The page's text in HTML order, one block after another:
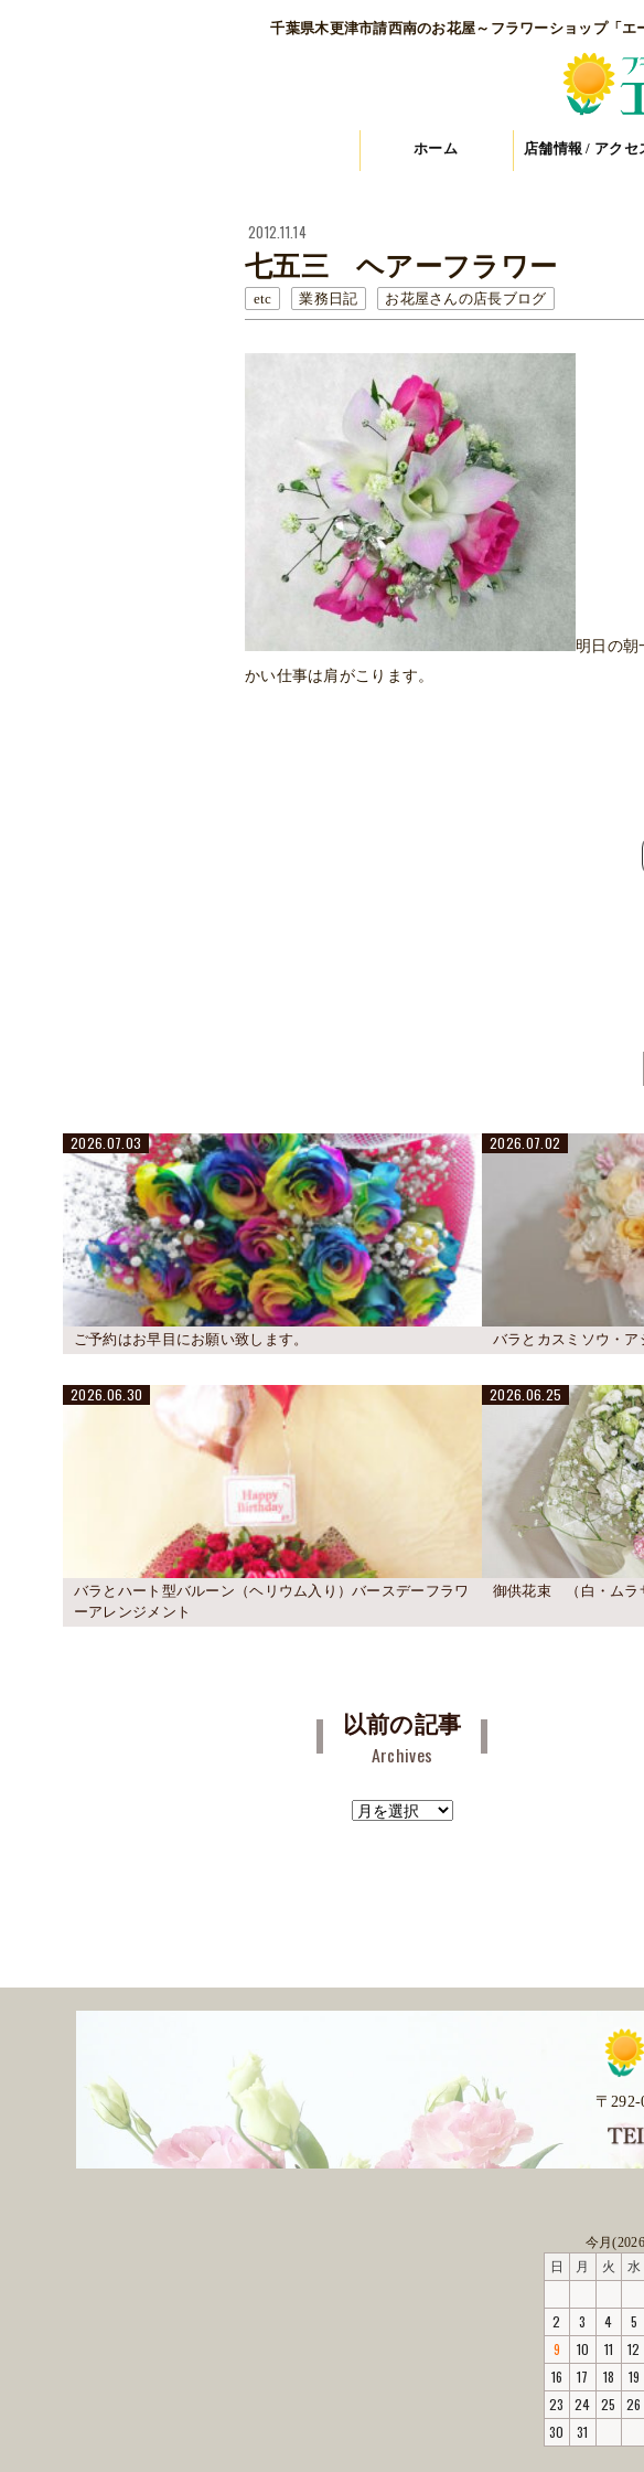
千葉県木更津市請西南のお花屋～フラワーショップ「
ホーム 店舗情報 / アクセ
2012.11.14
七五三 ヘアーフラワー
etc 業務日記 お花屋さんの店長ブログ
明日の朝
かい仕事は肩がこります。
2026.07.03
ご予約はお早目にお願い致します。
2026.07.02
バラとカスミソウ・
2026.06.30
バラとハート型バルーン（ヘリウム入り）バースデーフラワ
ーアレンジメント
2026.06.25
御供花束 （白・ムラ
以前の記事
Archives
ア
〒
今月
日
月 火 水
2
3 4 5
9
10 11 12
16
17 18 19
23
24 25 26
30
31